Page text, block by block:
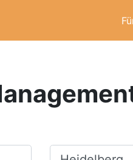
Ort, Stadt